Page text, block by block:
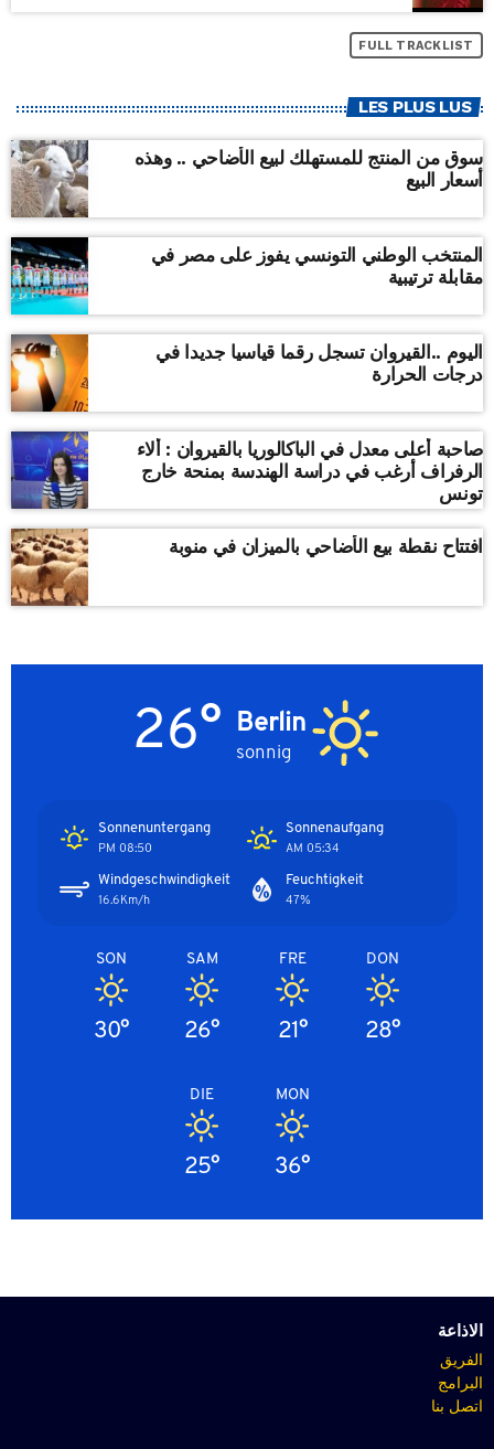
FULL TRACKLIST
LES PLUS LUS
سوق من المنتج للمستهلك لبيع الأضاحي .. وهذه
أسعار البيع
المنتخب الوطني التونسي يفوز على مصر في
مقابلة ترتيبية
اليوم ..القيروان تسجل رقما قياسيا جديدا في
درجات الحرارة
صاحبة أعلى معدل في الباكالوريا بالقيروان : ألاء
الرفراف أرغب في دراسة الهندسة بمنحة خارج
تونس
افتتاح نقطة بيع الأضاحي بالميزان في منوبة
Berlin
sonnig
26°
Sonnenaufgang
05:34 AM
Sonnenuntergang
08:50 PM
Feuchtigkeit
47%
Windgeschwindigkeit
16.6Km/h
DON
28°
FRE
21°
SAM
26°
SON
30°
MON
36°
DIE
25°
الاذاعة
الفريق
البرامج
اتصل بنا